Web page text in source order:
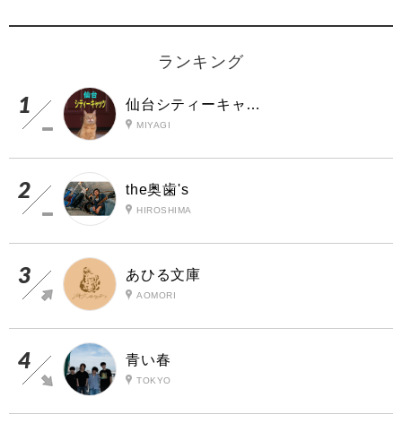
ランキング
仙台シティーキャッツ
MIYAGI
the奥歯's
HIROSHIMA
あひる文庫
AOMORI
青い春
TOKYO